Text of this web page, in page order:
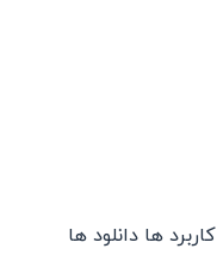
کاربرد ها دانلود ها